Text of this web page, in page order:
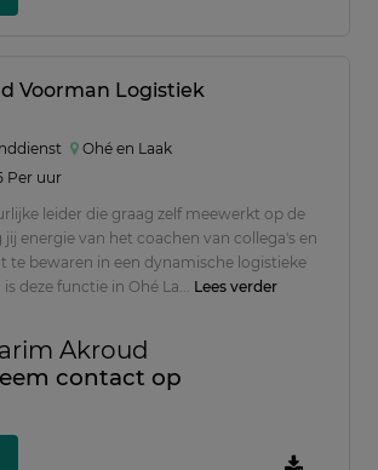
Voorman Logistiek
Ohé en Laak
Per uur
leider die graag zelf meewerkt op de
energie van het coachen van collega's en
te bewaren in een dynamische logistieke
deze functie in Ohé La... Lees verder
Akroud
contact op